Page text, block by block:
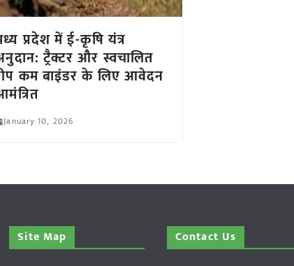
प्रदेश में ई-कृषि यंत्र
ट्रैक्टर और स्वचालित
कम बाइंडर के लिए आवेदन
January 10, 2026
Site Map Contact Us